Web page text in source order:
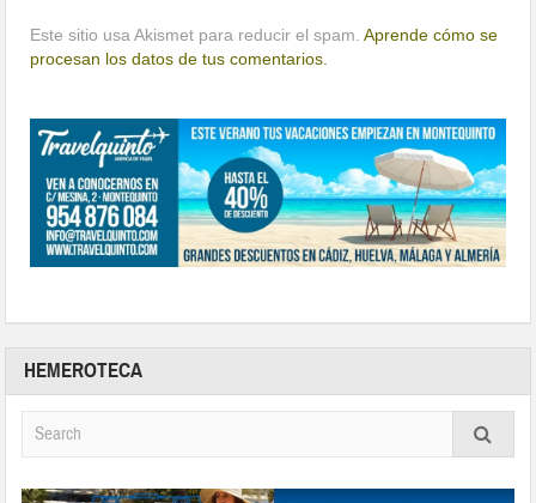
Este sitio usa Akismet para reducir el spam.Aprende cómo se
procesan los datos de tus comentarios.
HEMEROTECA